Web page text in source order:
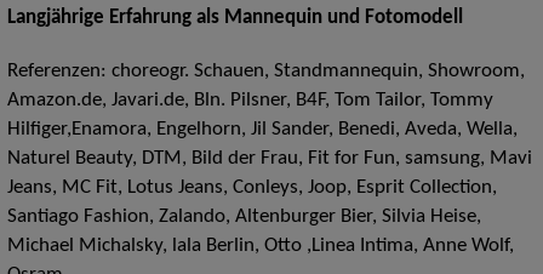
Langjährige Erfahrung als Mannequin und Fotomodell
Referenzen: choreogr. Schauen, Standmannequin, Showroom,
Amazon.de, Javari.de, Bln. Pilsner, B4F, Tom Tailor, Tommy
Hilfiger,Enamora, Engelhorn, Jil Sander, Benedi, Aveda, Wella,
Naturel Beauty, DTM, Bild der Frau, Fit for Fun, samsung, Mavi
Jeans, MC Fit, Lotus Jeans, Conleys, Joop, Esprit Collection,
Santiago Fashion, Zalando, Altenburger Bier, Silvia Heise,
Michael Michalsky, lala Berlin, Otto ,Linea Intima, Anne Wolf,